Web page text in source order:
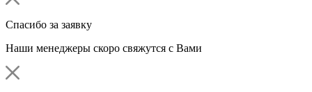
Спасибо за заявку
Наши менеджеры скоро свяжутся с Вами